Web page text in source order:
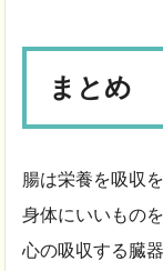
まとめ
腸は栄養を吸収
身体にいいもの
心の吸収する臓